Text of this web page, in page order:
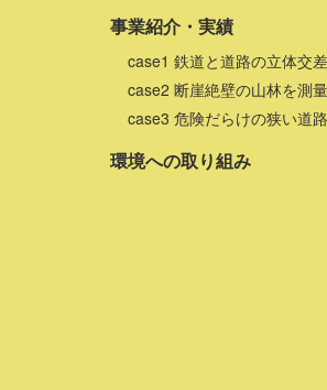
事業紹介・実績
case1 鉄道と道路の立体交
case2 断崖絶壁の山林を測
case3 危険だらけの狭い道
環境への取り組み